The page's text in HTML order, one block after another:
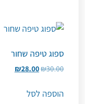
ספוג טיפה שחור
₪30.00
₪28.00
הוספה לסל